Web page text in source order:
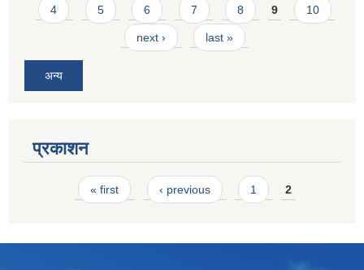
4 5 6 7 8 9 10
next › last »
अन्य
प्रकाशन
Pages« first ‹ previous 1 2